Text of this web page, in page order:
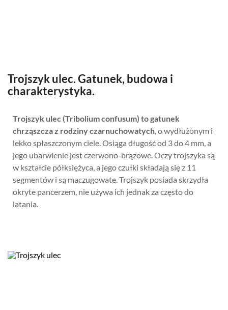
Trojszyk ulec. Gatunek, budowa i
charakterystyka.
Trojszyk ulec (Tribolium confusum) to gatunek
chrząszcza z rodziny czarnuchowatych, o wydłużonym i
lekko spłaszczonym ciele. Osiąga długość od 3 do 4 mm, a
jego ubarwienie jest czerwono-brązowe. Oczy trojszyka są
w kształcie półksiężyca, a jego czułki składają się z 11
segmentów i są maczugowate. Trojszyk posiada skrzydła
okryte pancerzem, nie używa ich jednak za często do
latania.